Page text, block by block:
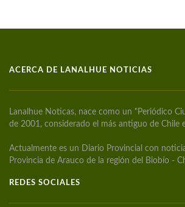
ACERCA DE LANALHUE NOTICIAS
Lanalhue Noticas, nace como un "Periódico
de 2001, considerado el más antiguo de Chile
Actualmente es un Diario Provincial con
Provincia de Arauco de la región del Biobío -
REDES SOCIALES